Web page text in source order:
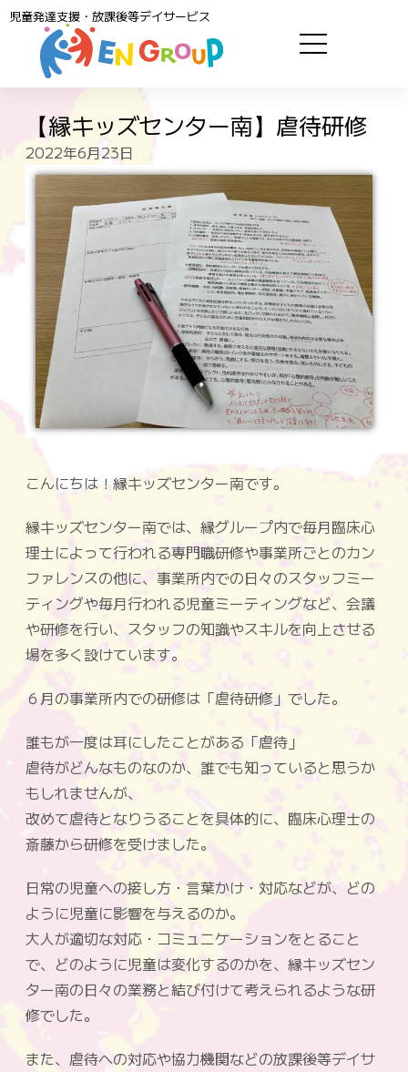
児童発達支援・放課後等デイサービス
【縁キッズセンター南】虐待研修
2022年6月23日
こんにちは！縁キッズセンター南です。
縁キッズセンター南では、縁グループ内で毎月臨床心
理士によって行われる専門職研修や事業所ごとのカン
ファレンスの他に、事業所内での日々のスタッフミー
ティングや毎月行われる児童ミーティングなど、会議
や研修を行い、スタッフの知識やスキルを向上させる
場を多く設けています。
６月の事業所内での研修は「虐待研修」でした。
誰もが一度は耳にしたことがある「虐待」
虐待がどんなものなのか、誰でも知っていると思うか
もしれませんが、
改めて虐待となりうることを具体的に、臨床心理士の
斎藤から研修を受けました。
日常の児童への接し方・言葉かけ・対応などが、どの
ように児童に影響を与えるのか。
大人が適切な対応・コミュニケーションをとること
で、どのように児童は変化するのかを、縁キッズセン
ター南の日々の業務と結び付けて考えられるような研
修でした。
また、虐待への対応や協力機関などの放課後等デイサ